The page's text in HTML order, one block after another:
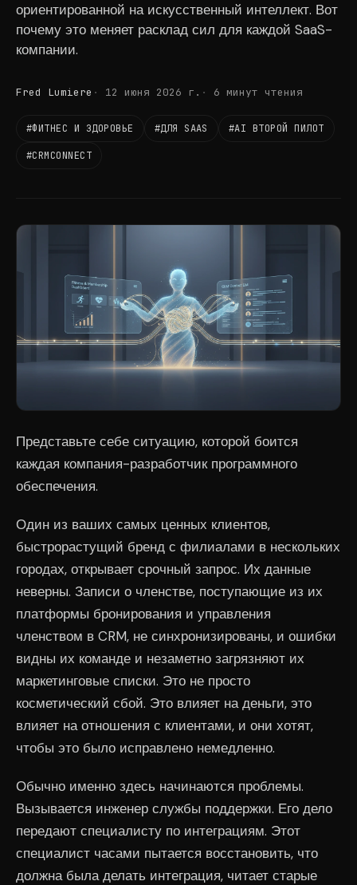
ориентированной на искусственный интеллект. Вот
почему это меняет расклад сил для каждой SaaS-
компании.
Fred Lumiere 12 июня 2026 г. 6 минут чтения
#ФИТНЕС И ЗДОРОВЬЕ #ДЛЯ SAAS #AI ВТОРОЙ ПИЛОТ
#CRMCONNECT
Представьте себе ситуацию, которой боится
каждая компания-разработчик программного
обеспечения.
Один из ваших самых ценных клиентов,
быстрорастущий бренд с филиалами в нескольких
городах, открывает срочный запрос. Их данные
неверны. Записи о членстве, поступающие из их
платформы бронирования и управления
членством в CRM, не синхронизированы, и ошибки
видны их команде и незаметно загрязняют их
маркетинговые списки. Это не просто
косметический сбой. Это влияет на деньги, это
влияет на отношения с клиентами, и они хотят,
чтобы это было исправлено немедленно.
Обычно именно здесь начинаются проблемы.
Вызывается инженер службы поддержки. Его дело
передают специалисту по интеграциям. Этот
специалист часами пытается восстановить, что
должна была делать интеграция, читает старые